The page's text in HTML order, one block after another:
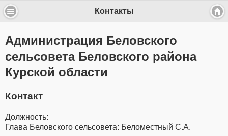
Контакты
Администрация Беловского
сельсовета Беловского района
Курской области
Контакт
Должность:
Глава Беловского сельсовета: Беломестный С.А.